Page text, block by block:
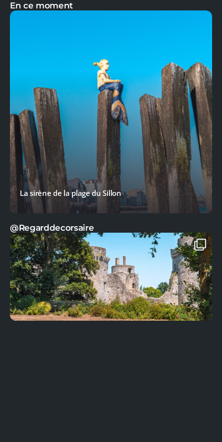
En ce moment
La sirène de la plage du Sillon
@Regarddecorsaire